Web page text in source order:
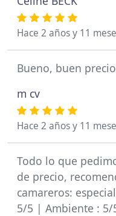
Hace 2 años y 11
Bueno, buen
m cv
Hace 2 años y 11
Todo lo que
de precio,
camareros:
5/5 | Ambiente : 5/